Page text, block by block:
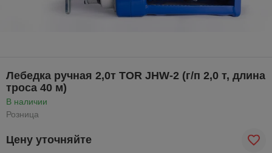
Лебедка ручная 2,0т TOR JHW-2 (г/п 2,0 т, длина
троса 40 м)
В наличии
Розница
Цену уточняйте